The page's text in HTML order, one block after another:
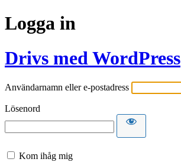
Logga in
Drivs med WordPress
Användarnamn eller e-postadress
Lösenord
Kom ihåg mig